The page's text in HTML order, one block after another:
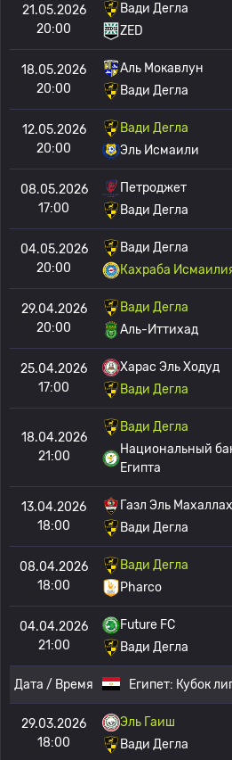
21.05.2026
20:00
Вади Дегла
ZED
18.05.2026
20:00
Аль Мокавлун
Вади Дегла
12.05.2026
20:00
Вади Дегла
Эль Исмаили
08.05.2026
17:00
Петроджет
Вади Дегла
04.05.2026
20:00
Вади Дегла
Кахраба
29.04.2026
20:00
Вади Дегла
Аль-Иттихад
25.04.2026
17:00
Харас Эль Ходуд
Вади Дегла
18.04.2026
21:00
Вади Дегла
Национальный
Египта
13.04.2026
18:00
Газл Эль Махаллах
Вади Дегла
08.04.2026
18:00
Вади Дегла
Pharco
04.04.2026
21:00
Future FC
Вади Дегла
Дата / Время Египет: Кубок
29.03.2026
18:00
Эль Гаиш
Вади Дегла